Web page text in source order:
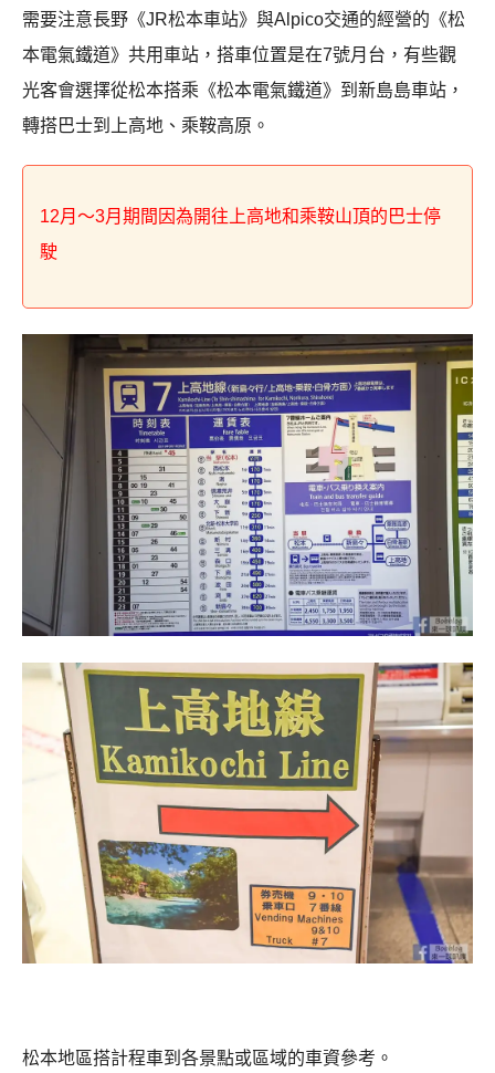
需要注意長野《JR松本車站》與Alpico交通的經營的《松
本電氣鐵道》共用車站，搭車位置是在7號月台，有些觀
光客會選擇從松本搭乘《松本電氣鐵道》到新島島車站，
轉搭巴士到上高地、乘鞍高原。
12月～3月期間因為開往上高地和乘鞍山頂的巴士停
駛
松本地區搭計程車到各景點或區域的車資參考。